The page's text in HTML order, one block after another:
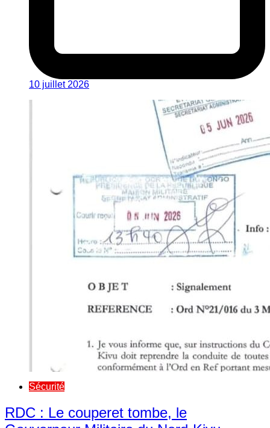
10 juillet 2026
Sécurité
RDC : Le couperet tombe, le